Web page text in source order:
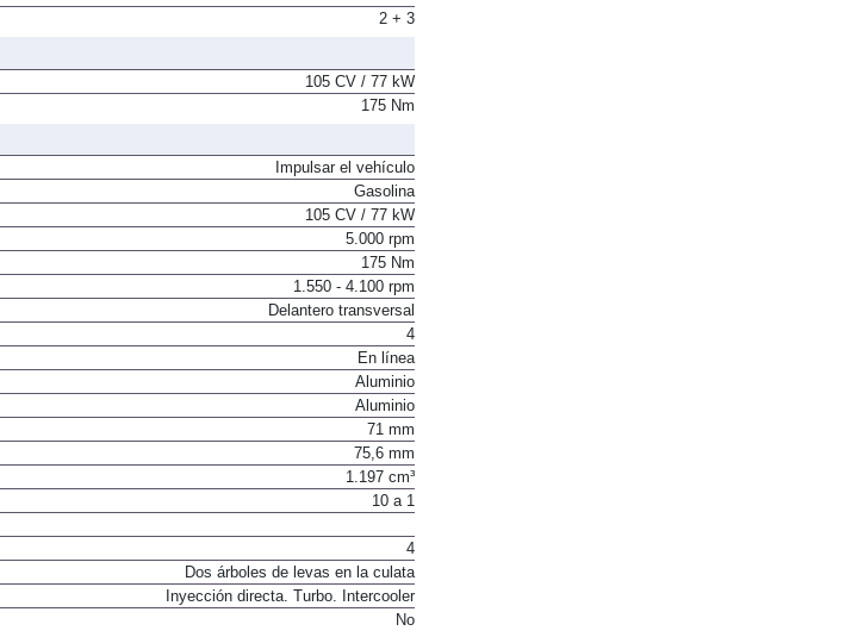
2 + 3
105 CV / 77 kW
175 Nm
Impulsar el vehículo
Gasolina
105 CV / 77 kW
5.000 rpm
175 Nm
1.550 - 4.100 rpm
Delantero transversal
4
En línea
Aluminio
Aluminio
71 mm
75,6 mm
1.197 cm³
10 a 1
4
Dos árboles de levas en la culata
Inyección directa. Turbo. Intercooler
No